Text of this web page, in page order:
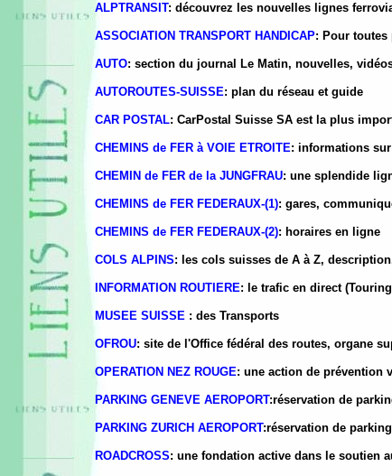
ALPTRANSIT: découvrez les nouvelles lignes
ASSOCIATION TRANSPORT HANDICAP: Pour toutes
AUTO: section du journal Le Matin, nouvelles,
AUTOROUTES-SUISSE: plan du réseau et guide
CAR POSTAL: CarPostal Suisse SA est la plus
CHEMINS de FER à VOIE ETROITE: informations
CHEMIN de FER de la JUNGFRAU: une splendide
CHEMINS de FER FEDERAUX-(1): gares,
CHEMINS de FER FEDERAUX-(2): horaires en ligne
COLS ALPINS: les cols suisses de A à Z,
INFORMATION ROUTIERE: le trafic en direct
MUSEE SUISSE : des Transports
OFROU: site de l'Office fédéral des routes, organe
OPERATION NEZ ROUGE: une action de prévention
PARKING GENEVE AEROPORT:réservation de
PARKING ZURICH AEROPORT:réservation de
ROADCROSS: une fondation active dans le soutien